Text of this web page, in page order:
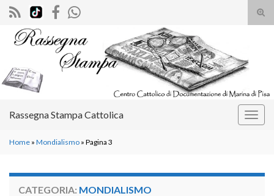
il
Search for:
Rassegna Stampa Cattolica
Home » Mondialismo » Pagina 3
CATEGORIA: MONDIALISMO